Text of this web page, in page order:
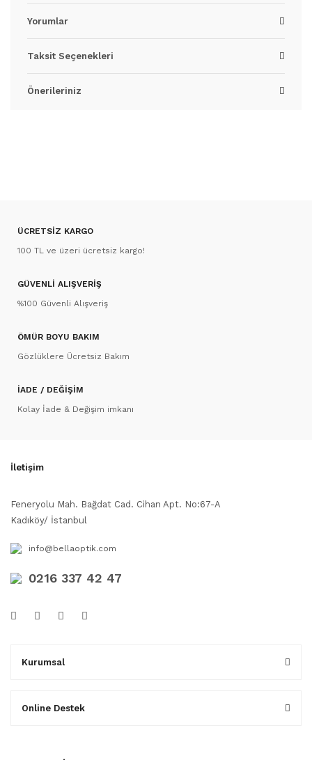
Yorumlar
Taksit Seçenekleri
Önerileriniz
ÜCRETSİZ KARGO
100 TL ve üzeri ücretsiz kargo!
GÜVENLİ ALIŞVERİŞ
%100 Güvenli Alışveriş
ÖMÜR BOYU BAKIM
Gözlüklere Ücretsiz Bakım
İADE / DEĞİŞİM
Kolay İade & Değişim imkanı
İletişim
Feneryolu Mah. Bağdat Cad. Cihan Apt. No:67-A
Kadıköy/ İstanbul
info@bellaoptik.com
0216 337 42 47
Kurumsal
Online Destek